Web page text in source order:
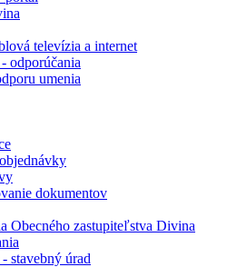
televízia a internet
odporúčania
umenia
dokumentov
Obecného zastupiteľstva Divina
stavebný úrad